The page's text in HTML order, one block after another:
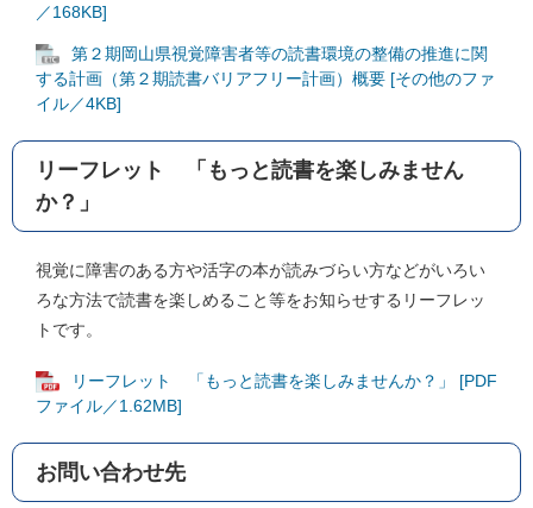
／168KB]
第２期岡山県視覚障害者等の読書環境の整備の推進に関
する計画（第２期読書バリアフリー計画）概要 [その他のファ
イル／4KB]
リーフレット 「もっと読書を楽しみません
か？」
視覚に障害のある方や活字の本が読みづらい方などがいろい
ろな方法で読書を楽しめること等をお知らせするリーフレッ
トです。
リーフレット 「もっと読書を楽しみませんか？」 [PDF
ファイル／1.62MB]
お問い合わせ先